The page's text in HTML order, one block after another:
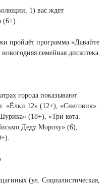
1) вас ждет
(6+).
пройдёт программа «Давайте
семейная дискотека.
города показывают
«Ёлки 12» (12+), «Снеговик»
(18+), «Три кота.
Деду Морозу» (6),
(ул. Социалистическая,